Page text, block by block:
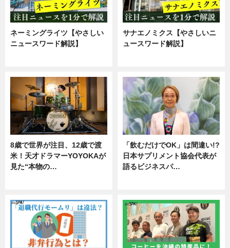
ネーミングライツ【やさしい
ニュースワード解説】
サナエノミクス【やさしいニ
ュースワード解説】
8歳で世界が注目、12歳で渡
米！天才ドラマーYOYOKAが
見た“本物の…
「飲むだけでOK」は間違い!?
日本サプリメント協会代表が
語るビジネスパ…